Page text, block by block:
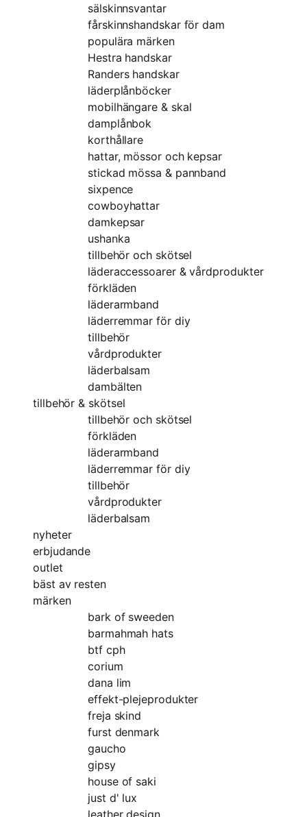
sälskinnsvantar
fårskinnshandskar för dam
populära märken
Hestra handskar
Randers handskar
läderplånböcker
mobilhängare & skal
damplånbok
korthållare
hattar, mössor och kepsar
stickad mössa & pannband
sixpence
cowboyhattar
damkepsar
ushanka
tillbehör och skötsel
läderaccessoarer & vårdprodukter
förkläden
läderarmband
läderremmar för diy
tillbehör
vårdprodukter
läderbalsam
dambälten
tillbehör & skötsel
tillbehör och skötsel
förkläden
läderarmband
läderremmar för diy
tillbehör
vårdprodukter
läderbalsam
nyheter
erbjudande
outlet
bäst av resten
märken
bark of sweeden
barmahmah hats
btf cph
corium
dana lim
effekt-plejeprodukter
freja skind
furst denmark
gaucho
gipsy
house of saki
just d' lux